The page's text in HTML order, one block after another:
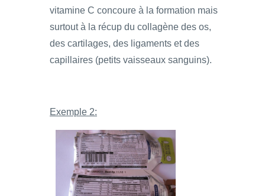
vitamine C concoure à la formation mais
surtout à la récup du collagène des os,
des cartilages, des ligaments et des
capillaires (petits vaisseaux sanguins).
Exemple 2: